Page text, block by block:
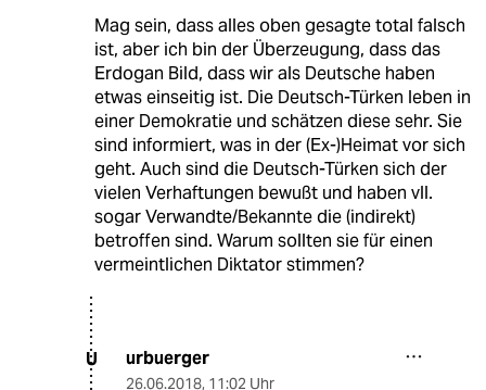
Mag sein, dass alles oben gesagte total falsch
ist, aber ich bin der Überzeugung, dass das
Erdogan Bild, dass wir als Deutsche haben
etwas einseitig ist. Die Deutsch-Türken leben in
einer Demokratie und schätzen diese sehr. Sie
sind informiert, was in der (Ex-)Heimat vor sich
geht. Auch sind die Deutsch-Türken sich der
vielen Verhaftungen bewußt und haben vll.
sogar Verwandte/Bekannte die (indirekt)
betroffen sind. Warum sollten sie für einen
vermeintlichen Diktator stimmen?
U urbuerger
26.06.2018, 11:02 Uhr